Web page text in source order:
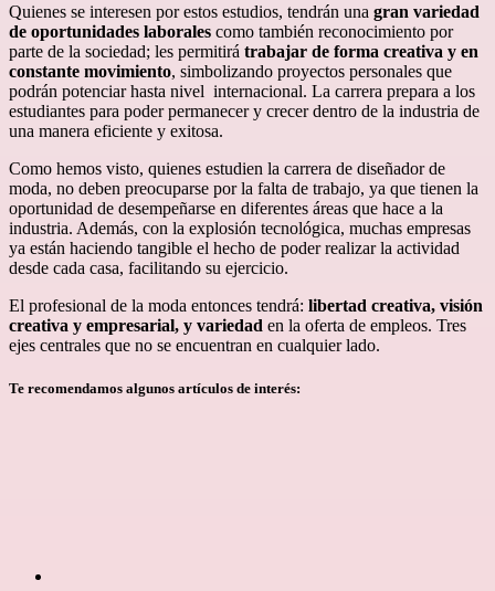
Quienes se interesen por estos estudios, tendrán una gran variedad
de oportunidades laborales como también reconocimiento por
parte de la sociedad; les permitirá trabajar de forma creativa y en
constante movimiento, simbolizando proyectos personales que
podrán potenciar hasta nivel internacional. La carrera prepara a los
estudiantes para poder permanecer y crecer dentro de la industria de
una manera eficiente y exitosa.
Como hemos visto, quienes estudien la carrera de diseñador de
moda, no deben preocuparse por la falta de trabajo, ya que tienen la
oportunidad de desempeñarse en diferentes áreas que hace a la
industria. Además, con la explosión tecnológica, muchas empresas
ya están haciendo tangible el hecho de poder realizar la actividad
desde cada casa, facilitando su ejercicio.
El profesional de la moda entonces tendrá: libertad creativa, visión
creativa y empresarial, y variedad en la oferta de empleos. Tres
ejes centrales que no se encuentran en cualquier lado.
Te recomendamos algunos artículos de interés: